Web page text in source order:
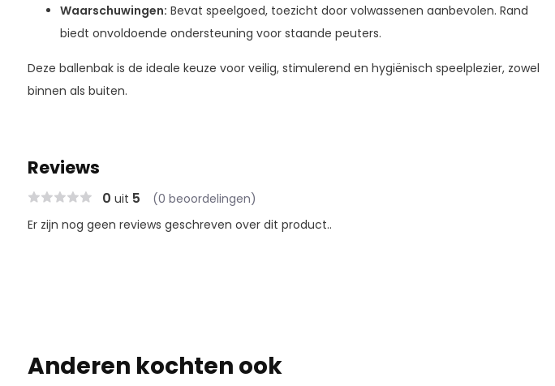
Waarschuwingen: Bevat speelgoed, toezicht door volwassenen aanbevolen. Rand
biedt onvoldoende ondersteuning voor staande peuters.
Deze ballenbak is de ideale keuze voor veilig, stimulerend en hygiënisch speelplezier, zowel
binnen als buiten.
Reviews
0 uit 5 (0 beoordelingen)
Er zijn nog geen reviews geschreven over dit product..
Anderen kochten ook